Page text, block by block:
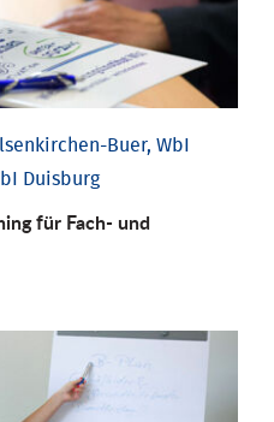
Buer, WbI
Duisburg
für Fach-­ und